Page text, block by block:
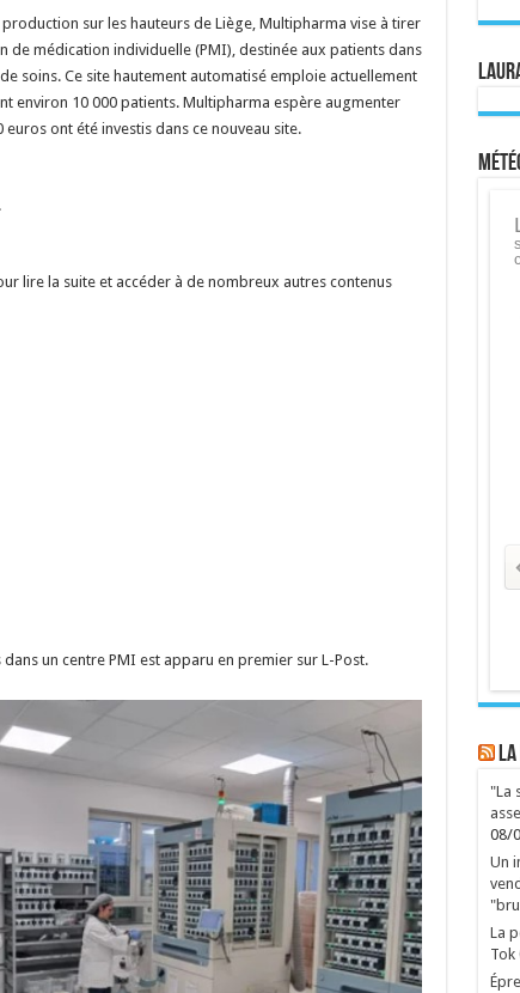
production sur les hauteurs de Liège, Multipharma vise à tirer
de médication individuelle (PMI), destinée aux patients dans
soins. Ce site hautement automatisé emploie actuellement
environ 10 000 patients. Multipharma espère augmenter
ont été investis dans ce nouveau site.
lire la suite et accéder à de nombreux autres contenus
un centre PMI est apparu en premier sur L-Post.
"La
08/
Un
La
Tok